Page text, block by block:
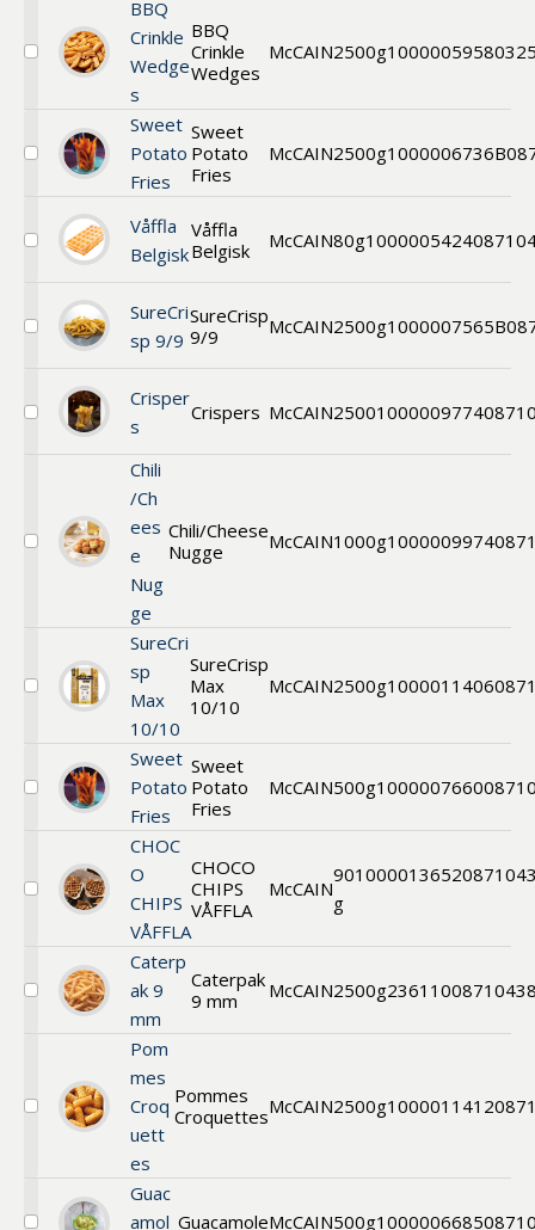
Välj
BBQ
Crinkle
Wedge
s
BBQ
Crinkle
Wedges
McCAIN2500g1000005958
Välj
Potato
Sweet
Potato
Fries
Sweet
Potato
Fries
McCAIN2500g1000006736B
Välj
Våfflor
g
Våffla
Belgisk
Våffla
Belgisk
McCAIN80g1000005424
Välj
9/9
SureCri
sp 9/9
SureCrisp
9/9
McCAIN2500g1000007565B
Välj
Crisper
s
Crispers McCAIN25001000009774
Välj
Chili
/Ch
ees
e
Nug
ge
Chili/Cheese
Nugge
McCAIN1000g1000009974
Välj
SureCri
sp
Max
10/10
SureCrisp
Max
10/10
McCAIN2500g1000011406
Välj
Potato
Sweet
Potato
Fries
Sweet
Potato
Fries
McCAIN500g1000007660
Välj
CHOC
O
CHIPS
VÅFFLA
CHOCO
CHIPS
VÅFFLA
McCAIN
90
g
1000013652
Välj
Caterp
ak 9
mm
Caterpak
9 mm
McCAIN2500g236110
Välj
Pom
mes
Croq
uett
es
Pommes
CroquettesMcCAIN2500g1000011412
Guac
amol GuacamoleMcCAIN500g1000006685